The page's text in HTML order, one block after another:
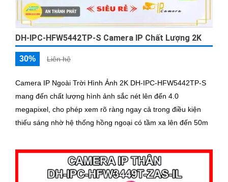
DH-IPC-HFW5442TP-S Camera IP Chất Lượng 2K
30% Liên hệ
Camera IP Ngoài Trời Hình Ảnh 2K DH-IPC-HFW5442TP-S
mang đến chất lượng hình ảnh sắc nét lên đến 4.0
megapixel, cho phép xem rõ ràng ngay cả trong điều kiện
thiếu sáng nhờ hệ thống hồng ngoại có tầm xa lên đến 50m